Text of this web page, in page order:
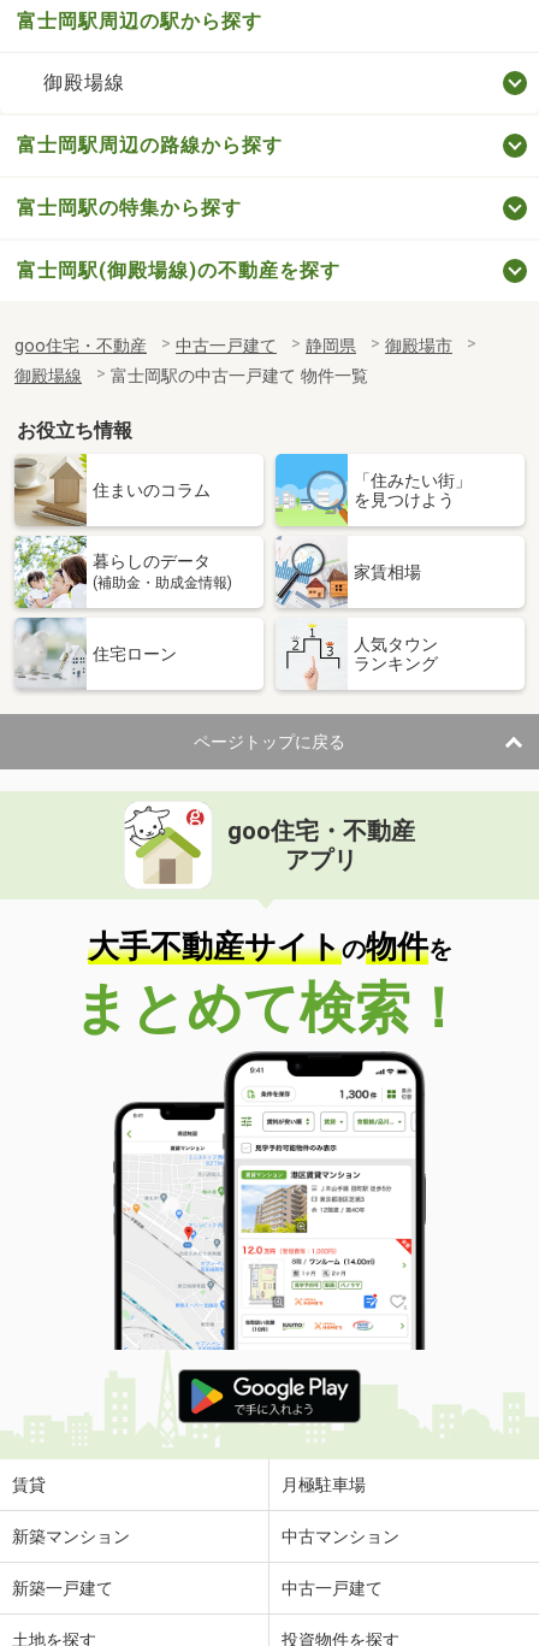
富士岡駅周辺の駅から探す
御殿場線
富士岡駅周辺の路線から探す
富士岡駅の特集から探す
富士岡駅(御殿場線)の不動産を探す
goo住宅・不動産 中古一戸建て 静岡県
御殿場市
御殿場線
富士岡駅の中古一戸建て 物件一覧
お役立ち情報
住まいのコラム
「住みたい街」
を見つけよう
暮らしのデータ
(補助金・助成金情報)
家賃相場
住宅ローン
人気タウン
ランキング
ページトップに戻る
goo住宅・不動産
アプリ
大手不動産サイトの物件を
まとめて検索！
賃貸 月極駐車場
新築マンション 中古マンション
新築一戸建て 中古一戸建て
土地を探す 投資物件を探す